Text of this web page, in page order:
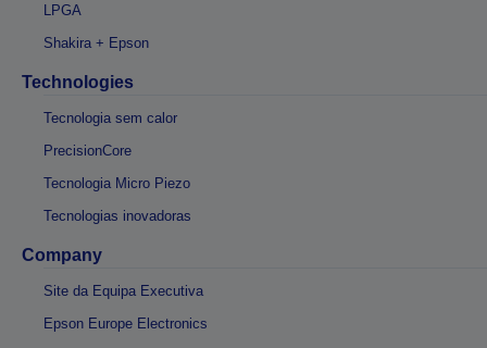
LPGA
Shakira + Epson
Technologies
Tecnologia sem calor
PrecisionCore
Tecnologia Micro Piezo
Tecnologias inovadoras
Company
Site da Equipa Executiva
Epson Europe Electronics